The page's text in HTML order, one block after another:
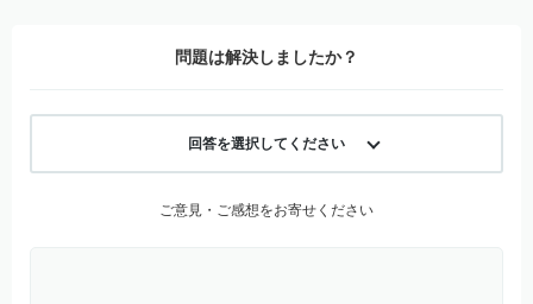
問題は解決しましたか？
回答を選択してください
ご意見・ご感想をお寄せください